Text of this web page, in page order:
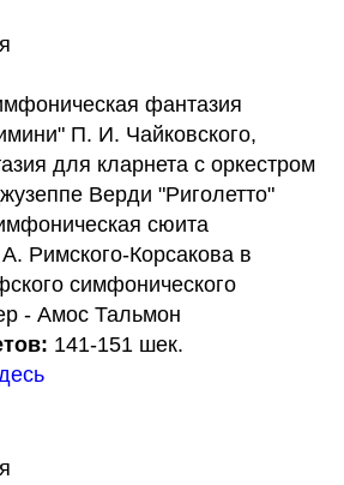
фантазия
П. И. Чайковского,
для кларнета с оркестром
Верди "Риголетто"
сюита
Римского-Корсакова в
симфонического